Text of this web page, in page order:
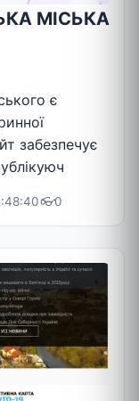
МІСЬКА
є
забезпечує
👓0